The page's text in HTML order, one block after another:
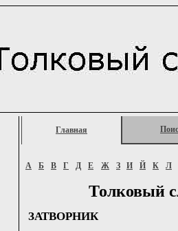
Главная
А Б В Г Д Е Ж З И Й К Л
Толковый
ЗАТВОРНИК